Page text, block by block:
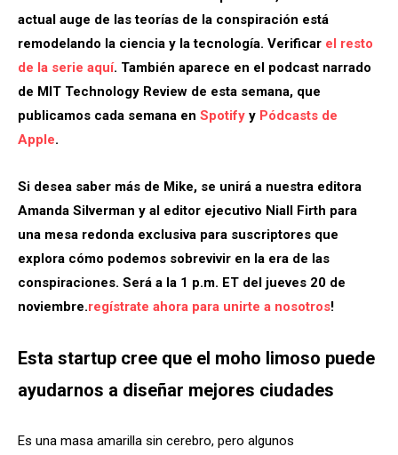
actual auge de las teorías de la conspiración está
remodelando la ciencia y la tecnología. Verificar el resto
de la serie aquí. También aparece en el podcast narrado
de MIT Technology Review de esta semana, que
publicamos cada semana en Spotify y Pódcasts de
Apple.
Si desea saber más de Mike, se unirá a nuestra editora
Amanda Silverman y al editor ejecutivo Niall Firth para
una mesa redonda exclusiva para suscriptores que
explora cómo podemos sobrevivir en la era de las
conspiraciones. Será a la 1 p.m. ET del jueves 20 de
noviembre.regístrate ahora para unirte a nosotros!
Esta startup cree que el moho limoso puede
ayudarnos a diseñar mejores ciudades
Es una masa amarilla sin cerebro, pero algunos